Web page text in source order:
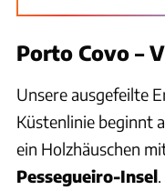
Porto Covo –
Unsere ausgefeilte
Küstenlinie beginnt
ein Holzhäuschen
Pessegueiro-Insel